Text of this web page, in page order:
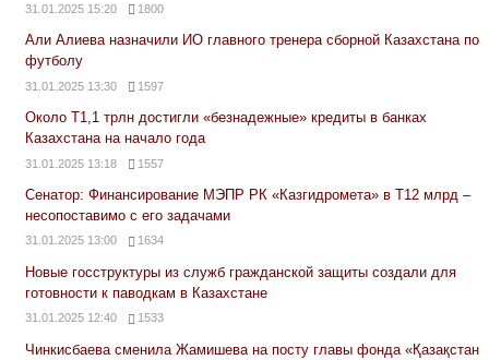
31.01.2025 15:20 1800
Али Алиева назначили ИО главного тренера сборной Казахстана по
футболу
31.01.2025 13:30 1597
Около Т1,1 трлн достигли «безнадежные» кредиты в банках
Казахстана на начало года
31.01.2025 13:18 1557
Сенатор: Финансирование МЭПР РК «Казгидромета» в Т12 млрд –
несопоставимо с его задачами
31.01.2025 13:00 1634
Новые госструктуры из служб гражданской защиты создали для
готовности к паводкам в Казахстане
31.01.2025 12:40 1533
Чинкисбаева сменила Жамишева на посту главы фонда «Қазақстан